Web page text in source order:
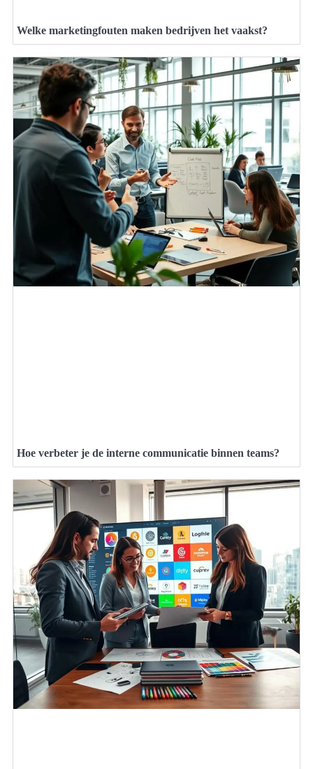
Welke marketingfouten maken bedrijven het vaakst?
Hoe verbeter je de interne communicatie binnen teams?